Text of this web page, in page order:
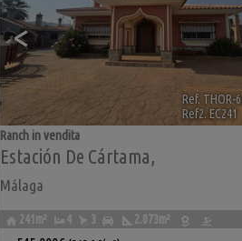
<
Ref. THOR-
Ref2. EC241
Estación De Cártama,
Málaga
Ranch in vendita
241m² 4 3 2.073m²